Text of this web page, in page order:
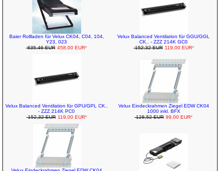
Baier Rollladen für Velux CK04, C04, 104,
Y23, 023
635,46 EUR 458,00 EUR*
Velux Balanced Ventilation für GGU/GGL
CK.. - ZZZ 214K GC0
152,32 EUR 119,00 EUR*
Velux Balanced Ventilation für GPU/GPL CK..
- ZZZ 214K PC0
152,32 EUR 119,00 EUR*
Velux Eindeckrahmen Ziegel EDW CK04
1000 inkl. BFX
128,52 EUR 99,00 EUR*